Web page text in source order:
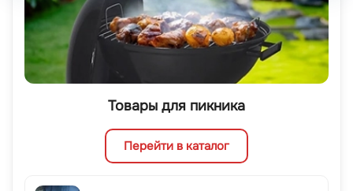
Товары для пикника
Перейти в каталог